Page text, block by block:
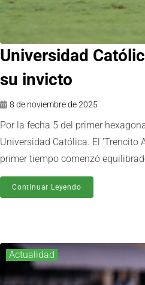
Universidad
su invicto
8 de noviembre de 2025
Por la fecha 5 del primer
Universidad Católica. El 'Trencito
primer tiempo comenzó
Continuar Leyendo
Actualidad